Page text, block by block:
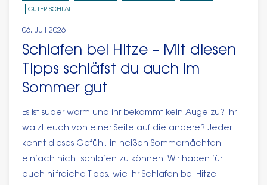
GUTER SCHLAF
06. Juli 2026
Schlafen bei Hitze – Mit diesen
Tipps schläfst du auch im
Sommer gut
Es ist super warm und ihr bekommt kein Auge zu? Ihr
wälzt euch von einer Seite auf die andere? Jeder
kennt dieses Gefühl, in heißen Sommernächten
einfach nicht schlafen zu können. Wir haben für
euch hilfreiche Tipps, wie ihr Schlafen bei Hitze